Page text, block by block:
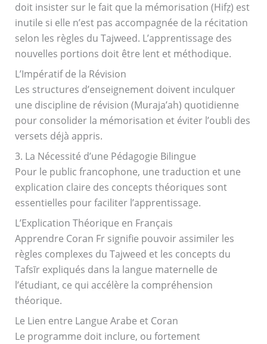
doit insister sur le fait que la mémorisation (Hifẓ) est
inutile si elle n’est pas accompagnée de la récitation
selon les règles du Tajweed. L’apprentissage des
nouvelles portions doit être lent et méthodique.
L’Impératif de la Révision
Les structures d’enseignement doivent inculquer
une discipline de révision (Muraja’ah) quotidienne
pour consolider la mémorisation et éviter l’oubli des
versets déjà appris.
3. La Nécessité d’une Pédagogie Bilingue
Pour le public francophone, une traduction et une
explication claire des concepts théoriques sont
essentielles pour faciliter l’apprentissage.
L’Explication Théorique en Français
Apprendre Coran Fr signifie pouvoir assimiler les
règles complexes du Tajweed et les concepts du
Tafsīr expliqués dans la langue maternelle de
l’étudiant, ce qui accélère la compréhension
théorique.
Le Lien entre Langue Arabe et Coran
Le programme doit inclure, ou fortement